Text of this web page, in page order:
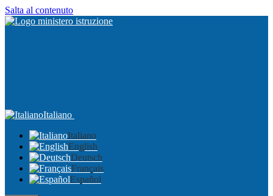
Salta al contenuto
Italiano
Italiano
English
Deutsch
Français
Español